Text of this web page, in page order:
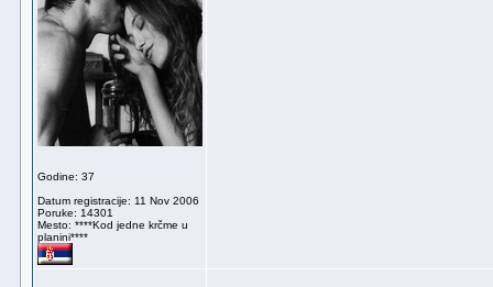
Godine: 37
Datum registracije: 11 Nov 2006
Poruke: 14301
Mesto: ****Kod jedne krčme u
planini****